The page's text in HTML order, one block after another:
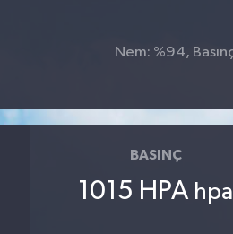
Nem: %94,
BASINÇ
1015 HPA hpa